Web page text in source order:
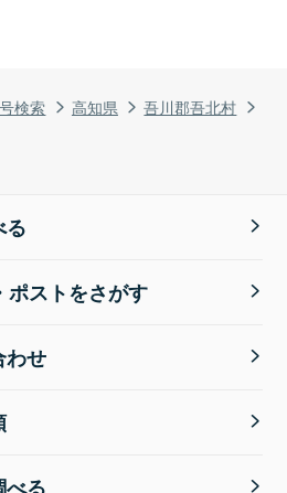
検索 高知県
吾川郡吾北村
る
ポストをさがす
わせ
べる